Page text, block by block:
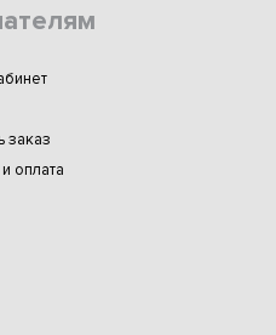
заказ
оплата